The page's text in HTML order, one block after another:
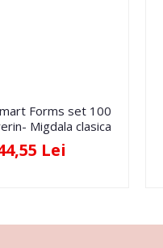
Forms set 100
Migdala clasica
Lei